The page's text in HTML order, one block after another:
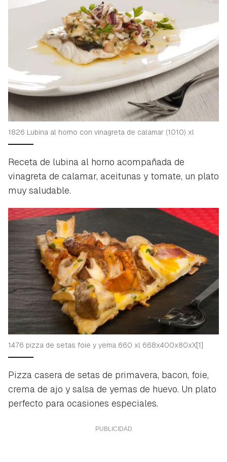
1826 Lubina al horno con vinagreta de calamar (1010) xl
Receta de lubina al horno acompañada de
vinagreta de calamar, aceitunas y tomate, un plato
muy saludable.
1476 pizza de setas foie y yema 660 xl 668x400x80xX[1]
Pizza casera de setas de primavera, bacon, foie,
crema de ajo y salsa de yemas de huevo. Un plato
perfecto para ocasiones especiales.